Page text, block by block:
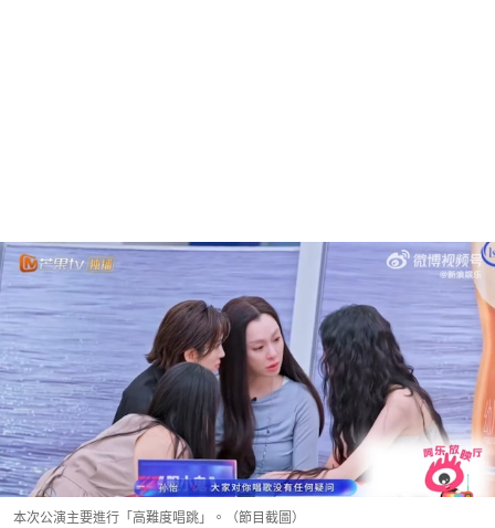
本次公演主要進行「高難度唱跳」。（節目截圖）